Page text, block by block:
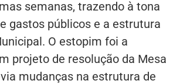
semanas, trazendo à tona
gastos públicos e a estrutura
O estopim foi a
projeto de resolução da Mesa
mudanças na estrutura de